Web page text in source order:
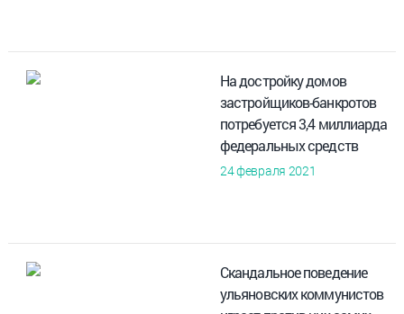
На достройку домов
застройщиков-банкротов
потребуется 3,4 миллиарда
федеральных средств
24 февраля 2021
Скандальное поведение
ульяновских коммунистов